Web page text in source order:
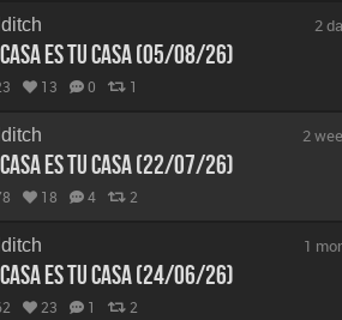
Es Tu Casa (05/08/26)
13 0 1
2
Es Tu Casa (22/07/26)
18 4 2
2
Es Tu Casa (24/06/26)
23 1 2
1